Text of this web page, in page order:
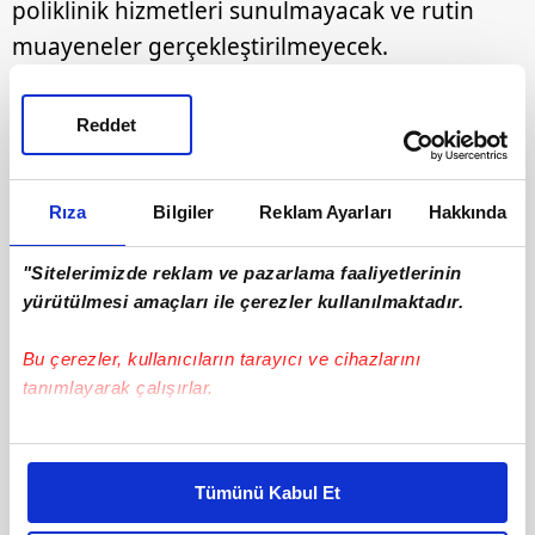
Rıza Bilgiler Reklam Ayarları Hakkında
"Sitelerimizde reklam ve pazarlama faaliyetlerinin
yürütülmesi amaçları ile çerezler kullanılmaktadır.
Bu çerezler, kullanıcıların tarayıcı ve cihazlarını
tanımlayarak çalışırlar.
Bu çerezlere izin vermeniz halinde sizlere özel
daha iyi reklam deneyimi yaşatabiliriz. Bunu yaparken
Tümünü Kabul Et
Reddet
poliklinik hizmetleri sunulmayacak ve rutin
muayeneler gerçekleştirilmeyecek.